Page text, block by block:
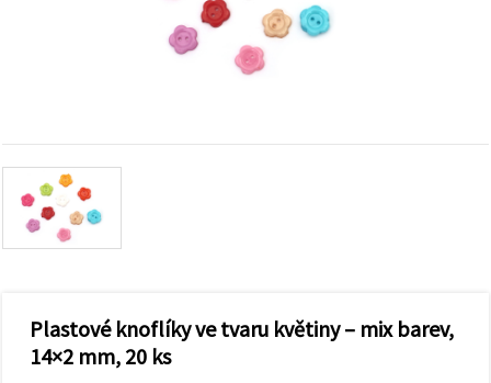
a
zobrazovali
relevantnější
obsah a
reklamu, a
to i s
pomocí
analýzu a
marketing.
Můžete
Plastové knoflíky ve tvaru květiny – mix barev,
14×2 mm, 20 ks